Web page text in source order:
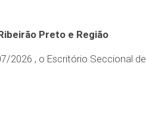
Preto e Região
2026 , o Escritório Seccional de